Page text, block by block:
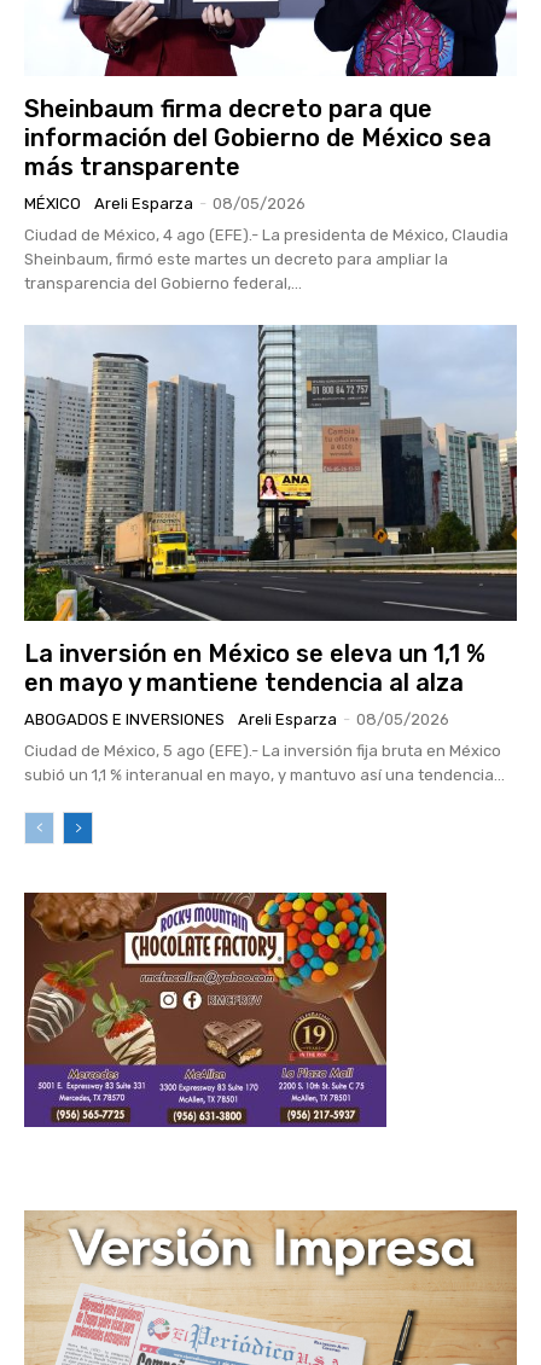
Sheinbaum firma decreto para que
información del Gobierno de México sea
más transparente
MÉXICO Areli Esparza - 08/05/2026
Ciudad de México, 4 ago (EFE).- La presidenta de México, Claudia
Sheinbaum, firmó este martes un decreto para ampliar la
transparencia del Gobierno federal,...
La inversión en México se eleva un 1,1 %
en mayo y mantiene tendencia al alza
ABOGADOS E INVERSIONES Areli Esparza - 08/05/2026
Ciudad de México, 5 ago (EFE).- La inversión fija bruta en México
subió un 1,1 % interanual en mayo, y mantuvo así una tendencia...